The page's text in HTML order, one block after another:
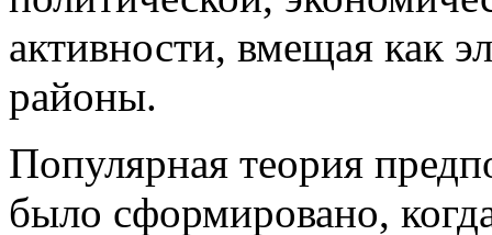
активности, вмещая как
районы.
Популярная теория
было сформировано,